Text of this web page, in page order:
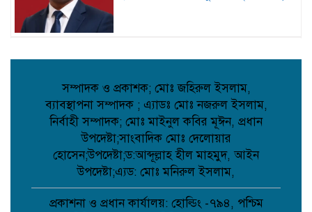
বাগেরহাটে মারধর ও হত্যাচেষ্টার অভিযোগে
আদালতে মামলা, ৫ জন আসামি;
টানা বৃষ্টিতে আত্রাইয়ে বেড়েছে সবজির দাম,
ভোগান্তিতে সাধারণ মানুষ;
সম্পাদক ও প্রকাশক; মোঃ জহিরুল ইসলাম,
ব্যাবস্থাপনা সম্পাদক ; এ্যাডঃ মোঃ নজরুল ইসলাম,
নির্বাহী সম্পাদক; মোঃ মাইনুল কবির মূঈন, প্রধান
উপদেষ্টা;সাংবাদিক মোঃ দেলোয়ার
হোসেন;উপদেষ্টা;ড:আব্দূল্লাহ হীল মাহমুদ, আইন
উপদেষ্টা;এ্যড: মোঃ মনিরুল ইসলাম,
প্রকাশনা ও প্রধান কার্যালয়: হোল্ডিং -৭৯৪, পশ্চিম